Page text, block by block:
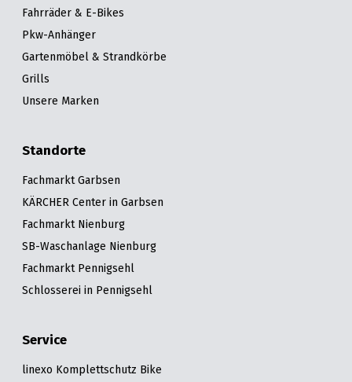
Fahrräder & E-Bikes
Pkw-Anhänger
Gartenmöbel & Strandkörbe
Grills
Unsere Marken
Standorte
Fachmarkt Garbsen
KÄRCHER Center in Garbsen
Fachmarkt Nienburg
SB-Waschanlage Nienburg
Fachmarkt Pennigsehl
Schlosserei in Pennigsehl
Service
linexo Komplettschutz Bike